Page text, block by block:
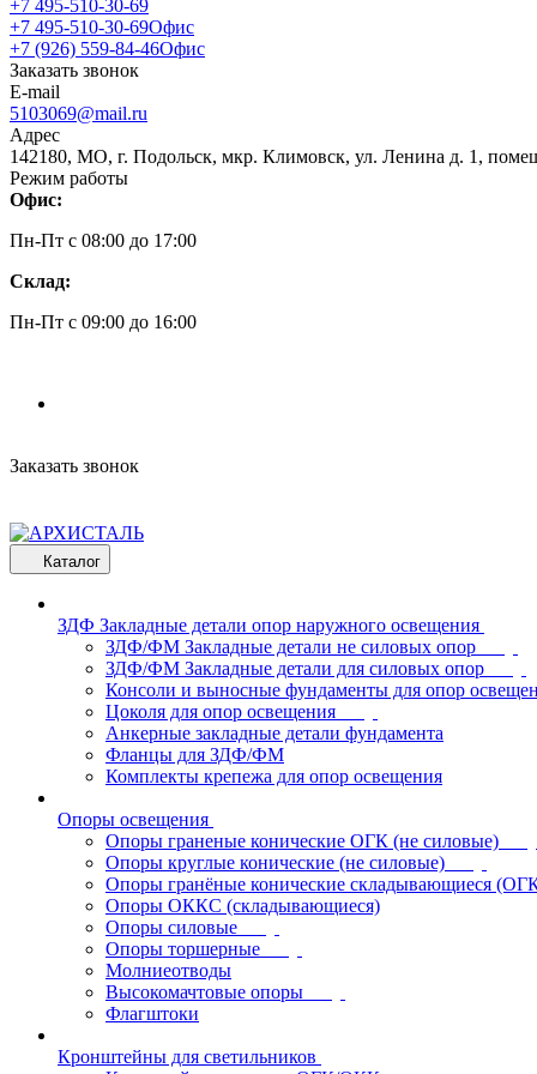
+7 495-510-30-69
+7 495-510-30-69Офис
+7 (926) 559-84-46Офис
Заказать звонок
E-mail
5103069@mail.ru
Адрес
142180, МО, г. Подольск, мкр. Климовск, ул. Ленина д. 1,
Режим работы
Офис:
Пн-Пт c 08:00 до 17:00
Склад:
Пн-Пт c 09:00 до 16:00
Заказать звонок
Каталог
ЗДФ Закладные детали опор наружного освещения
ЗДФ/ФМ Закладные детали не силовых опор
ЗДФ/ФМ Закладные детали для силовых опор
Консоли и выносные фундаменты для опор
Цоколя для опор освещения
Анкерные закладные детали фундамента
Фланцы для ЗДФ/ФМ
Комплекты крепежа для опор освещения
Опоры освещения
Опоры граненые конические ОГК (не силовые)
Опоры круглые конические (не силовые)
Опоры гранёные конические складывающиеся
Опоры ОККС (складывающиеся)
Опоры силовые
Опоры торшерные
Молниеотводы
Высокомачтовые опоры
Флагштоки
Кронштейны для светильников